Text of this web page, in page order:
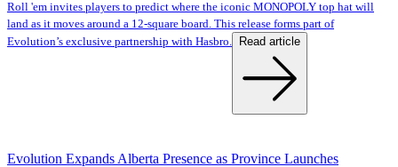
Roll 'em invites players to predict where the iconic MONOPOLY top hat will
land as it moves around a 12-square board. This release forms part of
Evolution’s exclusive partnership with Hasbro.
Read article
Evolution Expands Alberta Presence as Province Launches